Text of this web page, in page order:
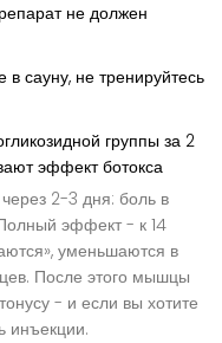
не должен
сауну, не тренируйтесь
группы за 2
эффект ботокса
2-3 дня: боль в
эффект - к 14
уменьшаются в
После этого мышцы
- и если вы хотите
инъекции.